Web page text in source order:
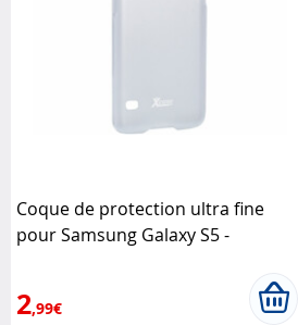
Coque de protection ultra fine
pour Samsung Galaxy S5 -
2,99€